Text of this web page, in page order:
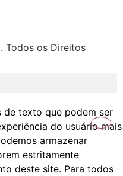
Todos os Direitos
de texto que podem ser
do usuário mais
armazenar
estritamente
deste site. Para todos